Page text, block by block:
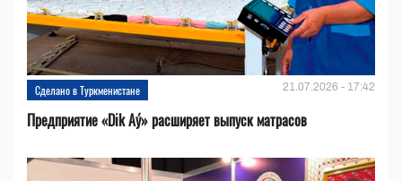
Сделано в Туркменистане 21.07.2026 - 17:42
Предприятие «Dik Aý» расширяет выпуск матрасов